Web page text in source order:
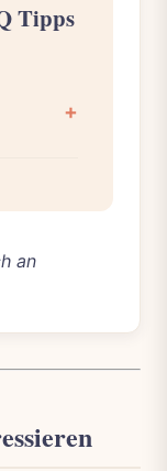
Tipps
an